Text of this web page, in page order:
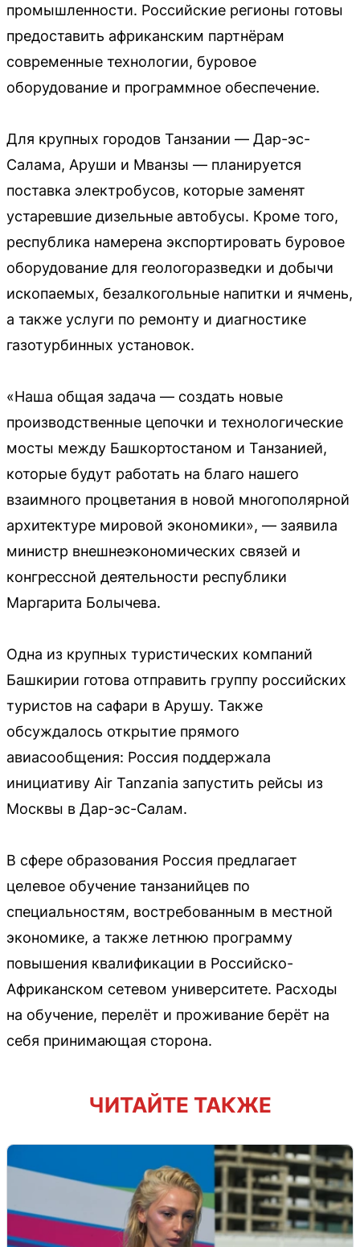
промышленности. Российские регионы готовы
предоставить африканским партнёрам
современные технологии, буровое
оборудование и программное обеспечение.
Для крупных городов Танзании — Дар-эс-
Салама, Аруши и Мванзы — планируется
поставка электробусов, которые заменят
устаревшие дизельные автобусы. Кроме того,
республика намерена экспортировать буровое
оборудование для геологоразведки и добычи
ископаемых, безалкогольные напитки и ячмень,
а также услуги по ремонту и диагностике
газотурбинных установок.
«Наша общая задача — создать новые
производственные цепочки и технологические
мосты между Башкортостаном и Танзанией,
которые будут работать на благо нашего
взаимного процветания в новой многополярной
архитектуре мировой экономики», — заявила
министр внешнеэкономических связей и
конгрессной деятельности республики
Маргарита Болычева.
Одна из крупных туристических компаний
Башкирии готова отправить группу российских
туристов на сафари в Арушу. Также
обсуждалось открытие прямого
авиасообщения: Россия поддержала
инициативу Air Tanzania запустить рейсы из
Москвы в Дар-эс-Салам.
В сфере образования Россия предлагает
целевое обучение танзанийцев по
специальностям, востребованным в местной
экономике, а также летнюю программу
повышения квалификации в Российско-
Африканском сетевом университете. Расходы
на обучение, перелёт и проживание берёт на
себя принимающая сторона.
ЧИТАЙТЕ ТАКЖЕ